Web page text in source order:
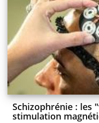
Schizophrénie : les
stimulation